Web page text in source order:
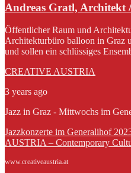
Andreas Gratl,
Öffentlicher Raum und
Architekturbüro balloon in Graz
und sollen ein schlüssiges
CREATIVE AUSTRIA
3 years ago
Jazz in Graz - Mittwochs im
Jazzkonzerte im Generalihof
AUSTRIA – Contemporary
www.creativeaustria.at